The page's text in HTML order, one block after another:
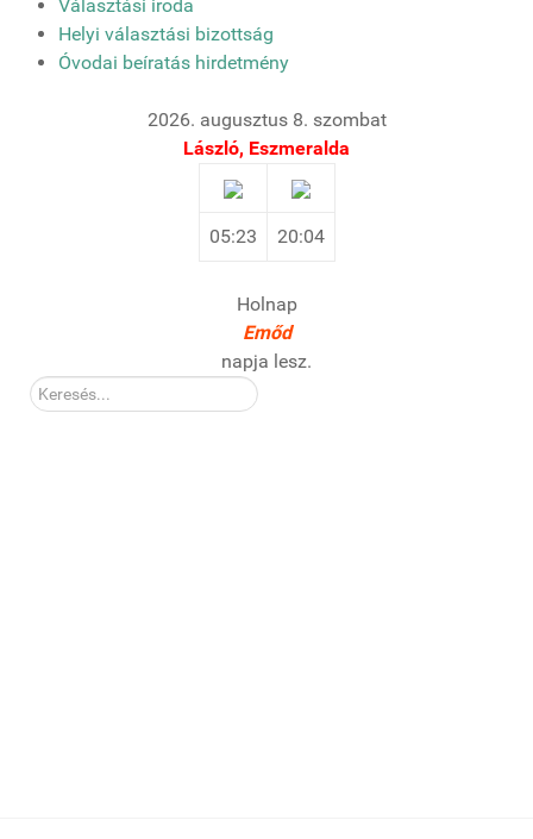
Választási iroda
Helyi választási bizottság
Óvodai beíratás hirdetmény
2026. augusztus 8. szombat
László, Eszmeralda
05:23 20:04
Holnap
Emőd
napja lesz.
Kereső: